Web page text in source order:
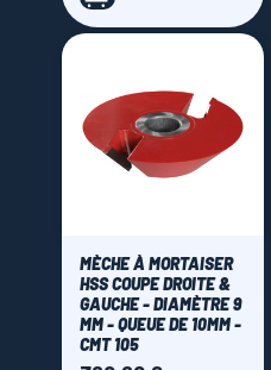
MÈCHE À MORTAISER
HSS COUPE DROITE &
GAUCHE - DIAMÈTRE 9
MM - QUEUE DE 10MM -
CMT 105